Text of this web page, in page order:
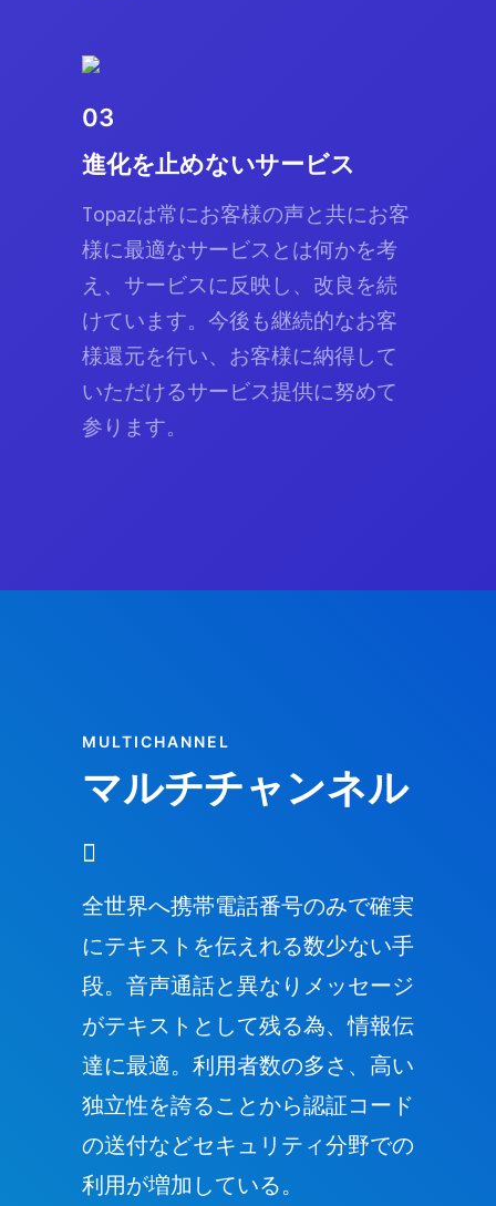
03
進化を止めないサービス
Topazは常にお客様の声と共にお客
様に最適なサービスとは何かを考
え、サービスに反映し、改良を続
けています。今後も継続的なお客
様還元を行い、お客様に納得して
いただけるサービス提供に努めて
参ります。
MULTICHANNEL
マルチチャンネル
全世界へ携帯電話番号のみで確実
にテキストを伝えれる数少ない手
段。音声通話と異なりメッセージ
がテキストとして残る為、情報伝
達に最適。利用者数の多さ、高い
独立性を誇ることから認証コード
の送付などセキュリティ分野での
利用が増加している。